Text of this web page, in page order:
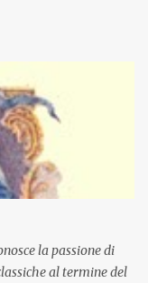
la passione di
al termine del